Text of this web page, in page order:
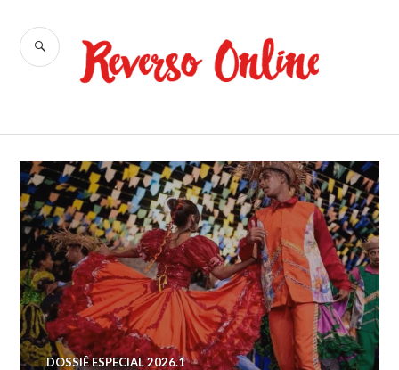
para
conteúdo
Reverso
BUSCA
DOSSIÊ ESPECIAL 2026.1